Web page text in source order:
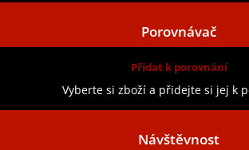
Porovnávač
Přidat k porovnání
Vyberte si zboží a přidejte si jej k
Návštěvnost